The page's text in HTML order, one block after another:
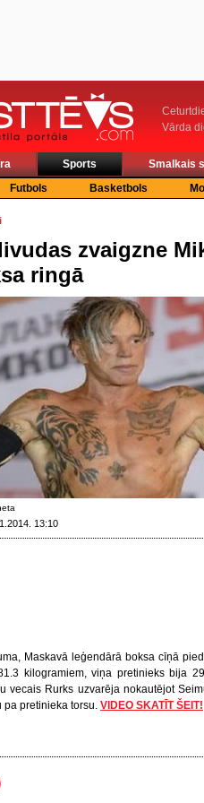
Vārda
Sports Smalkais
Futbols Basketbols
zvaigzne
ringā
13:10
Maskavā leģendārā boksa cīņā
kilogramiem, viņa pretinieks bija
vecais Rurks uzvarēja nokautējot
pa pretinieka torsu. VIDEO SKATĪT ŠEIT!